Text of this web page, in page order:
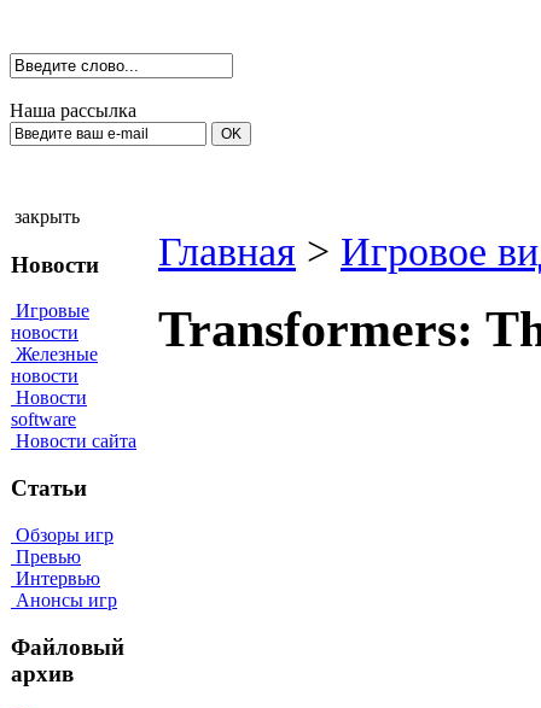
Наша рассылка
закрыть
Новости
Игровые
новости
Железные
новости
Новости
software
Новости сайта
Статьи
Обзоры игр
Превью
Интервью
Анонсы игр
Файловый
архив
Главная > Игровое
Transformers: